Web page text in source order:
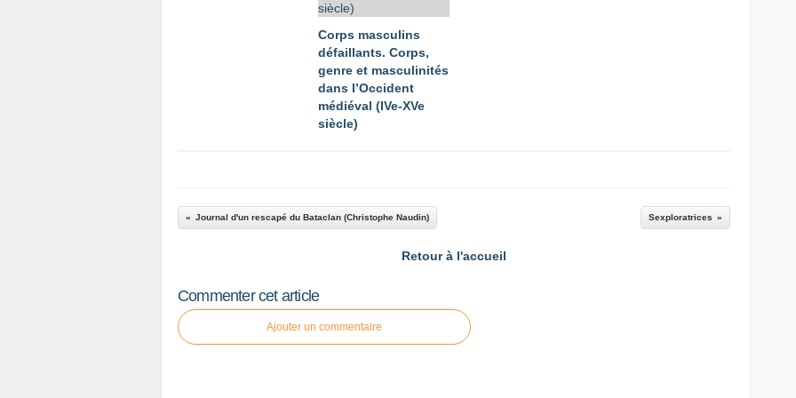
Corps masculins
défaillants. Corps,
genre et masculinités
dans l’Occident
médiéval (IVe-XVe
siècle)
Journal d'un rescapé du Bataclan (Christophe Naudin) Sexploratrices
Retour à l'accueil
Commenter cet article
Ajouter un commentaire